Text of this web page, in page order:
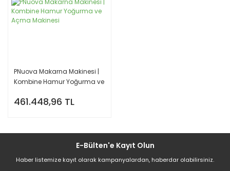
PNuova Makarna Makinesi |
Kombine Hamur Yoğurma ve
461.448,96 TL
E-Bülten'e Kayıt Olun
Haber listemize kayıt olarak kampanyalardan, haberdar olabilirsiniz.